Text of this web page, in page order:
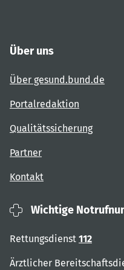
Über uns
Über gesund.bund.de
Portalredaktion
Qualitätssicherung
Partner
Kontakt
Wichtige
Rettungsdienst 112
Ärztlicher